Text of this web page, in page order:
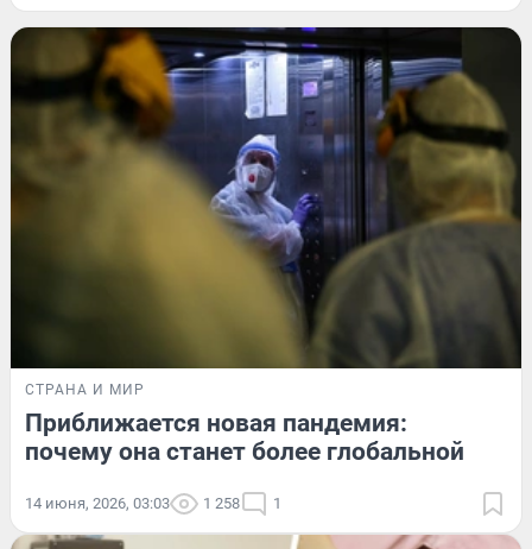
СТРАНА И МИР
Приближается новая пандемия:
почему она станет более глобальной
14 июня, 2026, 03:03 1 258 1